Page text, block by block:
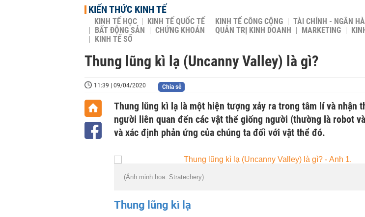
KIẾN THỨC KINH TẾ
KINH TẾ HỌC KINH TẾ QUỐC TẾ KINH TẾ CÔNG CỘNG TÀI CHÍNH - NGÂN
BẤT ĐỘNG SẢN
CHỨNG KHOÁN QUẢN TRỊ KINH DOANH MARKETING
KINH TẾ SỐ
Thung lũng kì lạ (Uncanny Valley) là gì?
11:39 | 09/04/2020 Chia sẻ
Thung lũng kì lạ là một hiện tượng xảy ra trong tâm lí và nhận
người liên quan đến các vật thể giống người (thường là robot
và xác định phản ứng của chúng ta đối với vật thể đó.
(Ảnh minh họa: Stratechery)
Thung lũng kì lạ